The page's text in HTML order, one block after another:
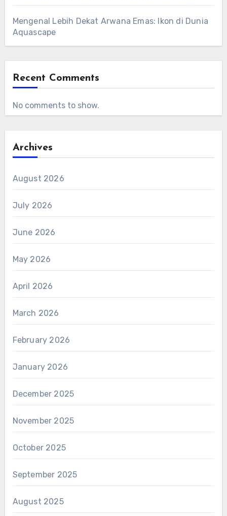
Mengenal Lebih Dekat Arwana Emas: Ikon di Dunia
Aquascape
Recent Comments
No comments to show.
Archives
August 2026
July 2026
June 2026
May 2026
April 2026
March 2026
February 2026
January 2026
December 2025
November 2025
October 2025
September 2025
August 2025